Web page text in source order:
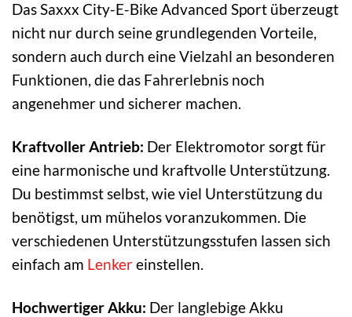
Das Saxxx City-E-Bike Advanced Sport überzeugt
nicht nur durch seine grundlegenden Vorteile,
sondern auch durch eine Vielzahl an besonderen
Funktionen, die das Fahrerlebnis noch
angenehmer und sicherer machen.
Kraftvoller Antrieb: Der Elektromotor sorgt für
eine harmonische und kraftvolle Unterstützung.
Du bestimmst selbst, wie viel Unterstützung du
benötigst, um mühelos voranzukommen. Die
verschiedenen Unterstützungsstufen lassen sich
einfach am Lenkereinstellen.
Hochwertiger Akku: Der langlebige Akku